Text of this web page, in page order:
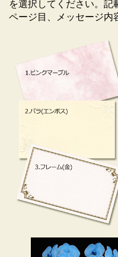
輸送中の振動で花が傷
段ボール(高さ１ｍ以上
■持ち運びに関しまして■
洗濯機くらいの大きな
するのは大変です。大
せられますがセダンな
足りず乗せられません
ばれる場合も、不安定
傷める可能性がありま
ことをおすすめいたしま
を選択してください。記
ページ目、メッセージ内